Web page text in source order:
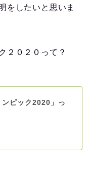
をしたいと思いま
２０２０って？
ンピック2020」っ